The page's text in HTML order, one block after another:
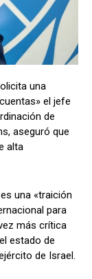
una
el jefe
de
aseguró que
alta
una «traición
para
más crítica
estado de
de Israel.